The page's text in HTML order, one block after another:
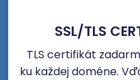
SSL/TLS
TLS certifikát
ku každej doméne.